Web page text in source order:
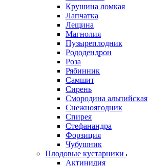
Крушина ломкая
Лапчатка
Лещина
Магнолия
Пузыреплодник
Рододендрон
Роза
Рябинник
Самшит
Сирень
Смородина альпийская
Снежноягодник
Спирея
Стефанандра
Форзиция
Чубушник
Плодовые кустарники
Актинидия